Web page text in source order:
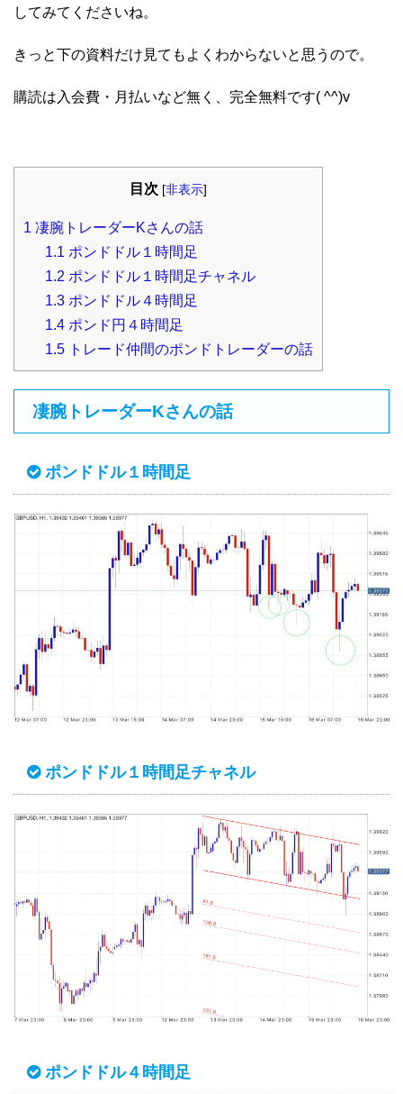
してみてくださいね。
きっと下の資料だけ見てもよくわからないと思うので。
購読は入会費・月払いなど無く、完全無料です( ^^)v
目次 [非表示]
1 凄腕トレーダーKさんの話
1.1 ポンドドル１時間足
1.2 ポンドドル１時間足チャネル
1.3 ポンドドル４時間足
1.4 ポンド円４時間足
1.5 トレード仲間のポンドトレーダーの話
凄腕トレーダーKさんの話
ポンドドル１時間足
ポンドドル１時間足チャネル
ポンドドル４時間足